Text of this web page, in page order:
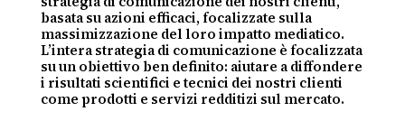
basata su azioni efficaci, focalizzate sulla
massimizzazione del loro impatto mediatico.
L’intera strategia di comunicazione è focalizzata
su un obiettivo ben definito: aiutare a diffondere
i risultati scientifici e tecnici dei nostri clienti
come prodotti e servizi redditizi sul mercato.